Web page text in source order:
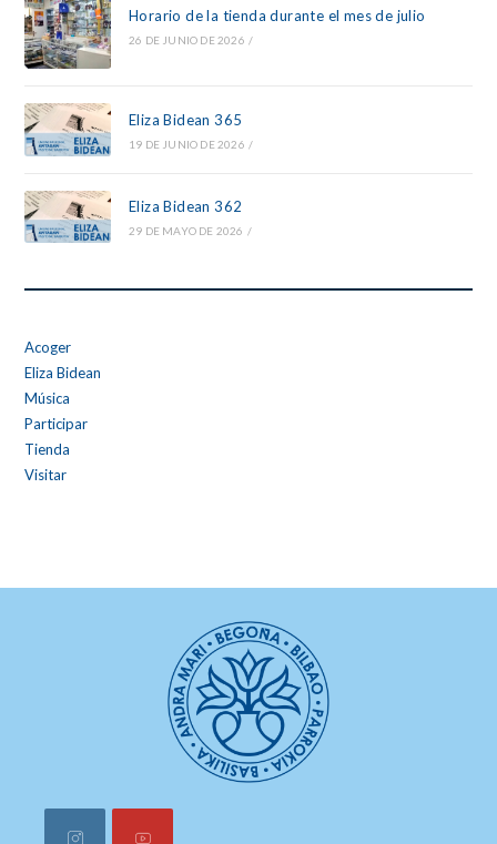
Horario de la tienda durante el mes de julio
26 DE JUNIO DE 2026 /
Eliza Bidean 365
19 DE JUNIO DE 2026 /
Eliza Bidean 362
29 DE MAYO DE 2026 /
Acoger
Eliza Bidean
Música
Participar
Tienda
Visitar